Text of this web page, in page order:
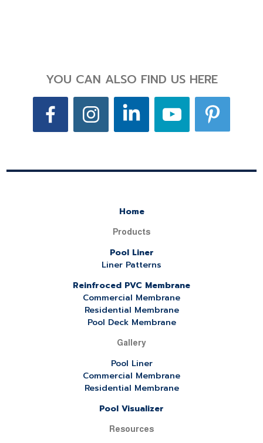
YOU CAN ALSO FIND US HERE
Home
Products
Pool Liner
Liner Patterns
Reinfroced PVC Membrane
Commercial Membrane
Residential Membrane
Pool Deck Membrane
Gallery
Pool Liner
Commercial Membrane
Residential Membrane
Pool Visualizer
Resources